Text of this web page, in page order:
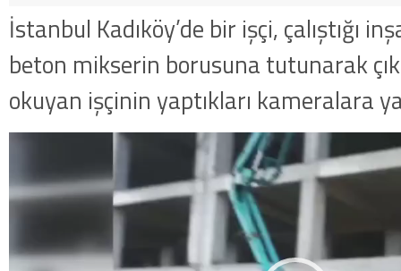
İstanbul Kadıköy’de bir işçi, çalıştığı
beton mikserin borusuna tutunarak
okuyan işçinin yaptıkları kameralara